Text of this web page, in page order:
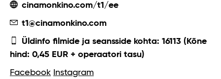
cinamonkino.com/t1/ee
t1@cinamonkino.com
Üldinfo filmide ja seansside kohta: 16113 (Kõne
hind: 0,45 EUR + operaatori tasu)
Facebook Instagram